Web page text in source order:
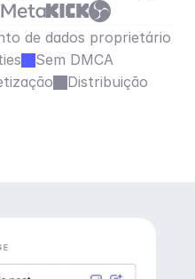
de dados proprietário
Sem DMCA
Distribuição